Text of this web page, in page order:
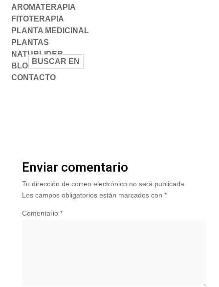
AROMATERAPIA
FITOTERAPIA
PLANTA MEDICINAL
PLANTAS
NATURLIDER
BLOG
CONTACTO
Enviar comentario
Tu dirección de correo electrónico no será publicada.
Los campos obligatorios están marcados con *
Comentario *